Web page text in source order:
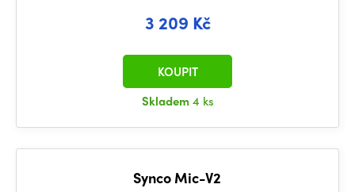
3 209 Kč
Skladem4 ks
KOUPIT
Synco Mic-V2